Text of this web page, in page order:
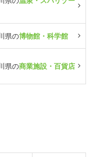
県の博物館・科学館
県の商業施設・百貨店